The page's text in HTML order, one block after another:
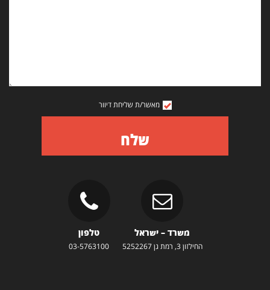
מאשר/ת שליחת דיוור
שלח
משרד – ישראל
החילזון 3, רמת גן 5252267
טלפון
03-5763100